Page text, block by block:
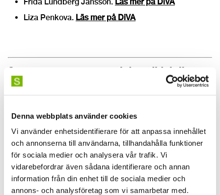
Denna webbplats använder cookies
Vi använder enhetsidentifierare för att anpassa innehållet
och annonserna till användarna, tillhandahålla funktioner
för sociala medier och analysera vår trafik. Vi
vidarebefordrar även sådana identifierare och annan
information från din enhet till de sociala medier och
annons- och analysföretag som vi samarbetar med.
Liza Penkova. Läs mer på DiVA
Om masterprogrammet i dansdidaktik
(MADE)
utbildning för dig som vill fördjupa dina kunskaper i och
om danspraktik, didaktik och koreografi och hur man
förmedlar kunskaper inom dessa områden.
Masterprogrammet dansdidaktik bjuder in erfarna
dansutövare att engagera sig på djupet inom valfri
dansgenre. Programmet riktar sig till yrkesverksamma
inom området dansdidaktik och koreografi.Läs mer!